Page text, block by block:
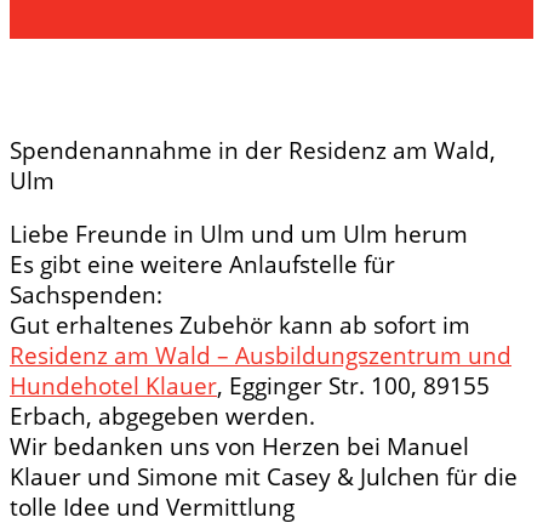
Spendenannahme in der Residenz am Wald,
Ulm
Liebe Freunde in Ulm und um Ulm herum
Es gibt eine weitere Anlaufstelle für
Sachspenden:
Gut erhaltenes Zubehör kann ab sofort im
Residenz am Wald – Ausbildungszentrum und
Hundehotel Klauer, Egginger Str. 100, 89155
Erbach, abgegeben werden.
Wir bedanken uns von Herzen bei Manuel
Klauer und Simone mit Casey & Julchen für die
tolle Idee und Vermittlung